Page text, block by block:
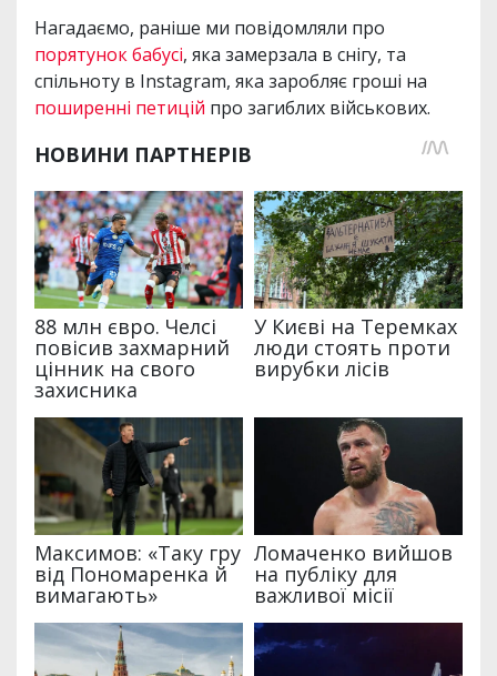
Нагадаємо, раніше ми повідомляли про
порятунок бабусі, яка замерзала в снігу, та
спільноту в Instagram, яка заробляє гроші на
поширенні петицій про загиблих військових.